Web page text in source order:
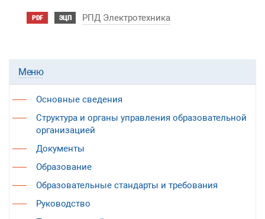
PDF ЭЦП РПД Электротехника
Меню
Основные сведения
Структура и органы управления образовательной
организацией
Документы
Образование
Образовательные стандарты и требования
Руководство